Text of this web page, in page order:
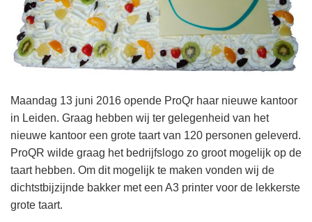
Maandag 13 juni 2016 opende ProQr haar nieuwe kantoor
in Leiden. Graag hebben wij ter gelegenheid van het
nieuwe kantoor een grote taart van 120 personen geleverd.
ProQR wilde graag het bedrijfslogo zo groot mogelijk op de
taart hebben. Om dit mogelijk te maken vonden wij de
dichtstbijzijnde bakker met een A3 printer voor de lekkerste
grote taart.